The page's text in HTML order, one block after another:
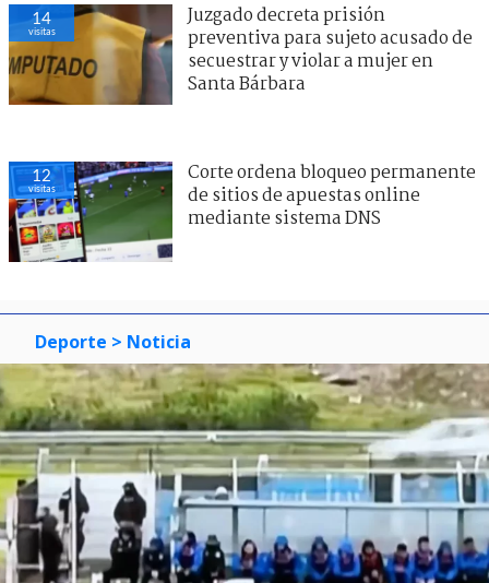
14
visitas
Juzgado decreta prisión
preventiva para sujeto acusado de
secuestrar y violar a mujer en
Santa Bárbara
12
visitas
Corte ordena bloqueo permanente
de sitios de apuestas online
mediante sistema DNS
Deporte > Noticia